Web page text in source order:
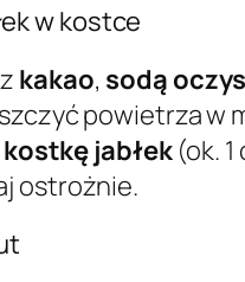
w kostce
kakao, sodą
powietrza w
kostkę jabłek(ok. 1
ostrożnie.